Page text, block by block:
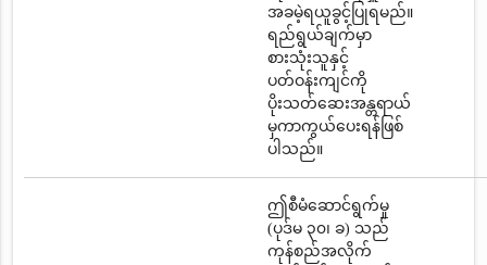
အခမဲ့ရယူခွင့်ပြုရမည်။
ရည်ရွယ်ချက်မှာ
စားသုံးသူနှင့်
ပတ်ဝန်းကျင်ကို
ပိုးသတ်ဆေးအန္တရာယ်
မှကာကွယ်ပေးရန်ဖြစ်
ပါသည်။
ဤစီမံဆောင်ရွက်မှု
(ပုဒ်မ ၃၀၊ ခ) သည်
ကုန်စည်အလိုက်